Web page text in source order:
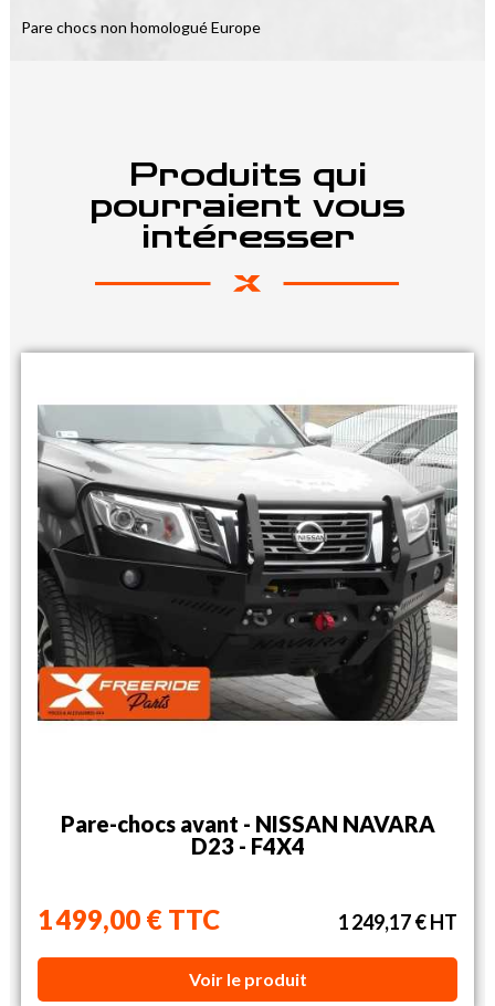
Pare chocs non homologué Europe
Produits qui
pourraient vous
intéresser
Pare-chocs avant - NISSAN NAVARA
D23 - F4X4
1 499,00 € TTC 1 249,17 € HT
Voir le produit